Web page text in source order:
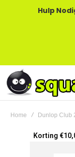
Hulp
Home Dunlop Club
Ga
Korting